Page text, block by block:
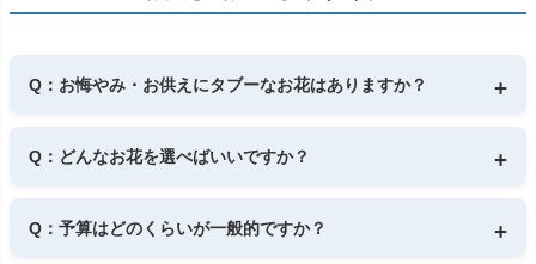
Q：お悔やみ・お供えにタブーなお花はありますか？
れ、避けられることが多いです。
宗教や地域により異なる場合もありますので、迷ったときはご
Q：どんなお花を選べばいいですか？
く選ばれます。
季節の花を取り入れて、やさしい色合いでまとめるのもおすす
Q：予算はどのくらいが一般的ですか？